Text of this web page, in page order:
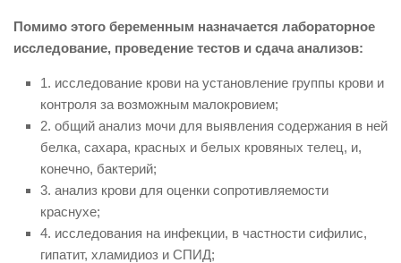
Помимо этого беременным назначается лабораторное
исследование, проведение тестов и сдача анализов:
1. исследование крови на установление группы крови и
контроля за возможным малокровием;
2. общий анализ мочи для выявления содержания в ней
белка, сахара, красных и белых кровяных телец, и,
конечно, бактерий;
3. анализ крови для оценки сопротивляемости
краснухе;
4. исследования на инфекции, в частности сифилис,
гипатит, хламидиоз и СПИД;